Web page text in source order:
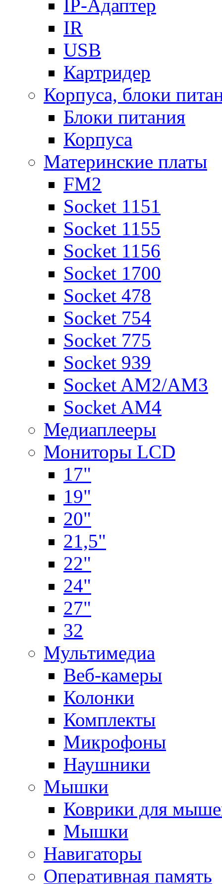
IP-Адаптер
IR
USB
Картридер
Корпуса, блоки
Блоки питания
Корпуса
Материнские платы
FM2
Socket 1151
Socket 1155
Socket 1156
Socket 1700
Socket 478
Socket 754
Socket 775
Socket 939
Socket AM2/AM3
Socket AM4
Медиаплееры
Мониторы LCD
17"
19"
20"
21,5"
22"
24"
27"
32
Мультимедиа
Веб-камеры
Колонки
Комплекты
Микрофоны
Наушники
Мышки
Коврики для
Мышки
Навигаторы
Оперативная память